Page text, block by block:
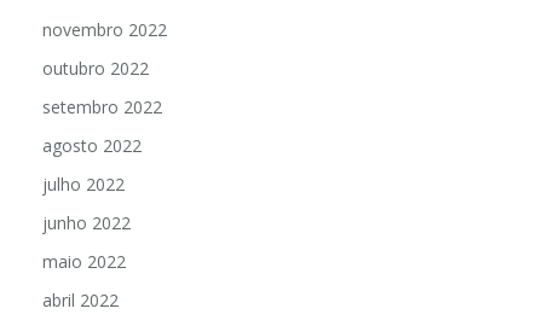
novembro 2022
outubro 2022
setembro 2022
agosto 2022
julho 2022
junho 2022
maio 2022
abril 2022